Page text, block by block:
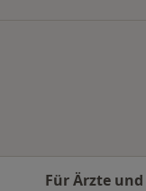
Für Ärzte